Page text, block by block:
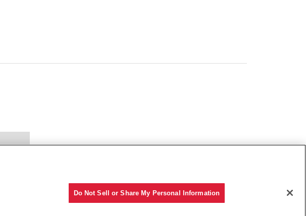
Do Not Sell or Share My Personal Information